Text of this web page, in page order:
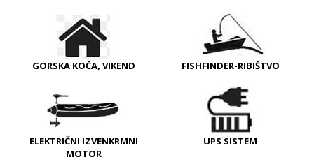
GORSKA KOČA, VIKEND FISHFINDER-RIBIŠTVO
ELEKTRIČNI IZVENKRMNI
MOTOR
UPS SISTEM